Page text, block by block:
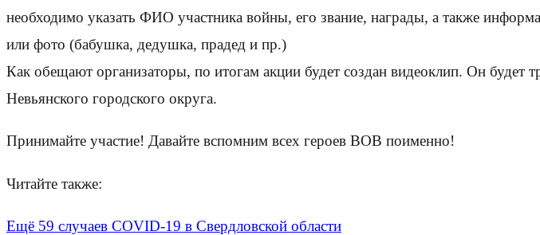
необходимо указать ФИО участника войны, его звание, награды, а также
или фото (бабушка, дедушка, прадед и пр.)
Как обещают организаторы, по итогам акции будет создан видеоклип. Он будет
Невьянского городского округа.
Принимайте участие! Давайте вспомним всех героев ВОВ поименно!
Читайте также:
Ещё 59 случаев COVID-19 в Свердловской области